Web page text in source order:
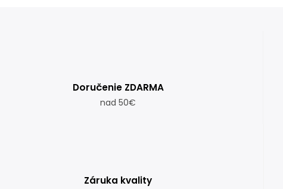
Doručenie ZDARMA
nad 50€
Záruka kvality